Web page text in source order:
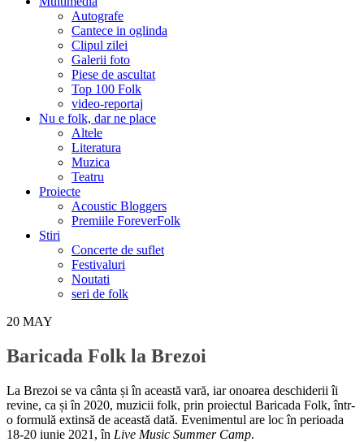
Autografe
Cantece in oglinda
Clipul zilei
Galerii foto
Piese de ascultat
Top 100 Folk
video-reportaj
Nu e folk, dar ne place
Altele
Literatura
Muzica
Teatru
Proiecte
Acoustic Bloggers
Premiile ForeverFolk
Stiri
Concerte de suflet
Festivaluri
Noutati
seri de folk
20 MAY
Baricada Folk la Brezoi
La Brezoi se va cânta și în această vară, iar onoarea deschiderii îi
revine, ca și în 2020, muzicii folk, prin proiectul Baricada Folk, într-
o formulă extinsă de această dată. Evenimentul are loc în perioada
18-20 iunie 2021, în Live Music Summer Camp.